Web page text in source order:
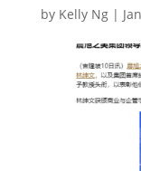
by Kelly Ng|